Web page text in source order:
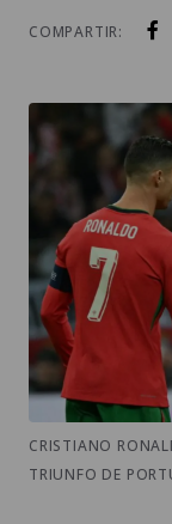
COMPARTIR:
CRISTIANO
TRIUNFO DE